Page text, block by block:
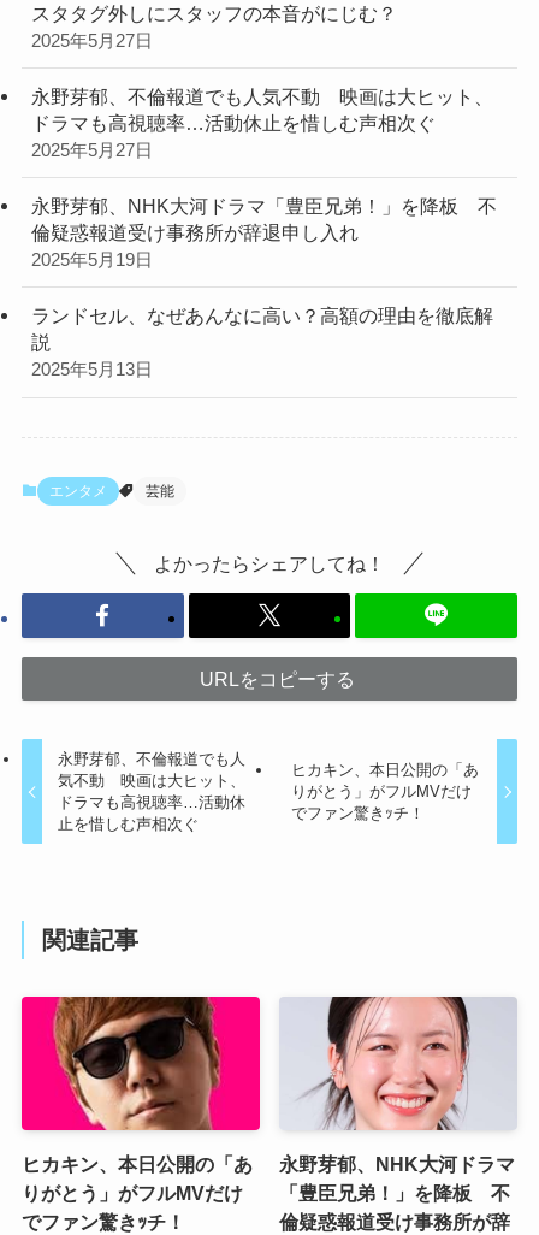
スタタグ外しにスタッフの本音がにじむ？
2025年5月27日
永野芽郁、不倫報道でも人気不動 映画は大ヒット、
ドラマも高視聴率…活動休止を惜しむ声相次ぐ
2025年5月27日
永野芽郁、NHK大河ドラマ「豊臣兄弟！」を降板 不
倫疑惑報道受け事務所が辞退申し入れ
2025年5月19日
ランドセル、なぜあんなに高い？高額の理由を徹底解
説
2025年5月13日
エンタメ 芸能
よかったらシェアしてね！
URLをコピーする
永野芽郁、不倫報道でも人
気不動 映画は大ヒット、
ドラマも高視聴率…活動休
止を惜しむ声相次ぐ
ヒカキン、本日公開の「あ
りがとう」がフルMVだけ
でファン驚きｯチ！
関連記事
ヒカキン、本日公開の「あ
りがとう」がフルMVだけ
でファン驚きｯチ！
永野芽郁、NHK大河ドラマ
「豊臣兄弟！」を降板 不
倫疑惑報道受け事務所が辞